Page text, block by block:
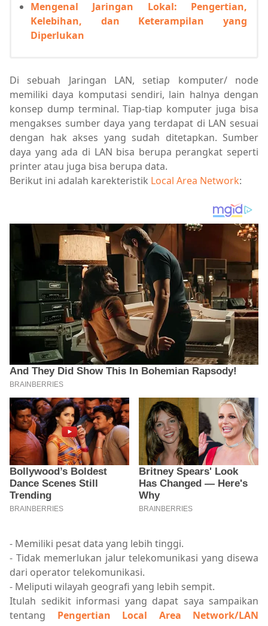
Mengenal Jaringan Lokal: Pengertian,
Kelebihan, dan Keterampilan yang
Diperlukan
Di sebuah Jaringan LAN, setiap komputer/ node
memiliki daya komputasi sendiri, lain halnya dengan
konsep dump terminal. Tiap-tiap komputer juga bisa
mengakses sumber daya yang terdapat di LAN sesuai
dengan hak akses yang sudah ditetapkan. Sumber
daya yang ada di LAN bisa berupa perangkat seperti
printer atau juga bisa berupa data.
Berikut ini adalah karekteristik Local Area Network:
- Memiliki pesat data yang lebih tinggi.
- Tidak memerlukan jalur telekomunikasi yang disewa
dari operator telekomunikasi.
- Meliputi wilayah geografi yang lebih sempit.
Itulah sedikit informasi yang dapat saya sampaikan
tentang Pengertian Local Area Network/LAN